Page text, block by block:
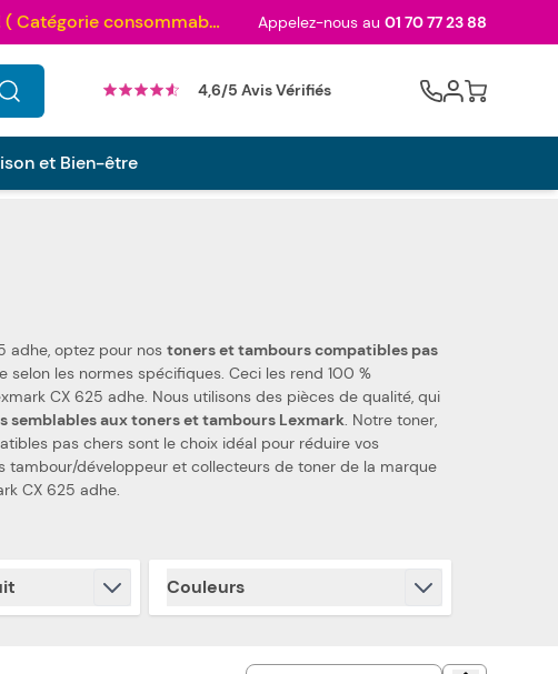
Au palmarès des meilleurs sites en 2024 et sacré n°1 en 2022 et 2023 ! ( Catégorie consommables) Appelez-nous au 01 70 77 23 88
4,6/5 Avis Vérifiés Cart
et Bien-être
adhe, optez pour nos toners et tambours compatibles pas
des pièces de qualité, qui
semblables aux toners et tambours Lexmark. Notre toner,
pas chers sont le choix idéal pour réduire vos
CX 625 adhe.
Couleurs
filter